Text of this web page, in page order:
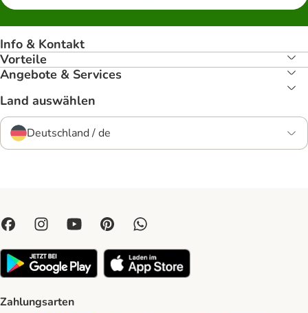
Info & Kontakt
Vorteile
Angebote & Services
Land auswählen
Deutschland / de
Zahlungsarten